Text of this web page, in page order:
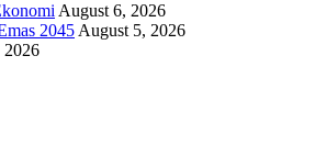
August 6, 2026
2045August 5, 2026
2026